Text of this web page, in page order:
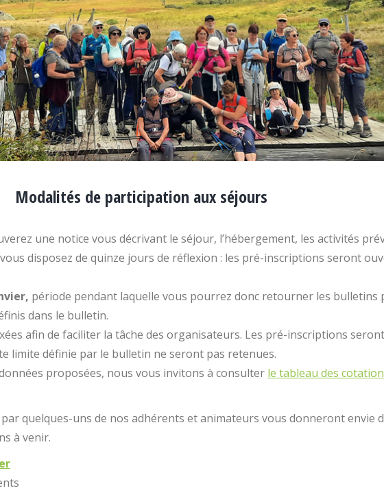
Modalités de participation aux séjours
une notice vous décrivant le séjour, l’hébergement, les activités
disposez de quinze jours de réflexion : les pré-inscriptions seront
période pendant laquelle vous pourrez donc retourner les
dans le bulletin.
afin de faciliter la tâche des organisateurs. Les pré-inscriptions
limite définie par le bulletin ne seront pas retenues.
proposées, nous vous invitons à consulter le tableau des
quelques-uns de nos adhérents et animateurs vous donneront envie
à venir.